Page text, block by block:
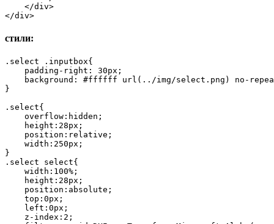
    </div>
</div>
стили:
.select .inputbox{
    padding-right: 30px;
background: #ffffff url(../img/select.png) no-
}
.select{
    overflow:hidden;
    height:28px;
    position:relative;
    width:250px;
}
.select select{
    width:100%;
    height:28px;
    position:absolute;
    top:0px;
    left:0px;
    z-index:2;